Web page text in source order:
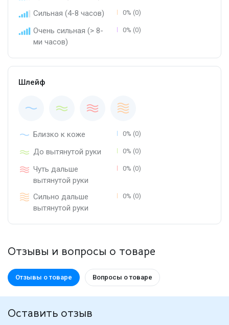
Сильная (4-8 часов) 0% (0)
Очень сильная (> 8-
ми часов)
0% (0)
Шлейф
Близко к коже 0% (0)
До вытянутой руки 0% (0)
Чуть дальше
вытянутой руки
0% (0)
Сильно дальше
вытянутой руки
0% (0)
Отзывы и вопросы о товаре
Отзывы о товаре Вопросы о товаре
Оставить отзыв